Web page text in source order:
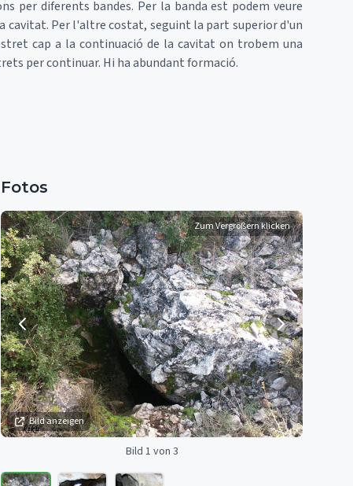
per diferents bandes. Per la banda est podem veure
cavitat. Per l'altre costat, seguint la part superior d'un
cap a la continuació de la cavitat on trobem una
per continuar. Hi ha abundant formació.
Fotos
Bild anzeigen
Zum Vergrößern klicken
Bild 1 von 3